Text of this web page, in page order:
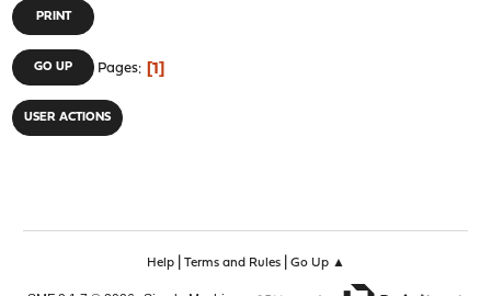
PRINT
GO UP Pages 1
USER ACTIONS
Help| Terms and Rules| Go Up ▲